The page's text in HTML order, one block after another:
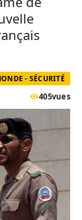
- SÉCURITÉ
405vues